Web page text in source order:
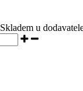
Skladem u